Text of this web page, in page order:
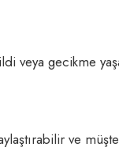
veya gecikme
ve